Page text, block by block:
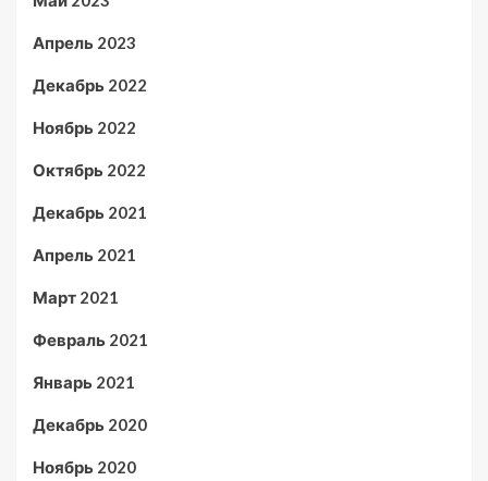
Апрель 2023
Декабрь 2022
Ноябрь 2022
Октябрь 2022
Декабрь 2021
Апрель 2021
Март 2021
Февраль 2021
Январь 2021
Декабрь 2020
Ноябрь 2020